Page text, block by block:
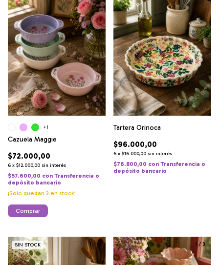
Cazuela Maggie
$72.000,00
6 x $12.000,00 sin interés
$57.600,00 con Transferencia o
depósito bancario
¡Solo quedan 3 en stock!
+1
Comprar
Tartera Orinoca
$96.000,00
6 x $16.000,00 sin interés
$76.800,00 con Transferencia o
depósito bancario
1/4
SIN STOCK 1 /3